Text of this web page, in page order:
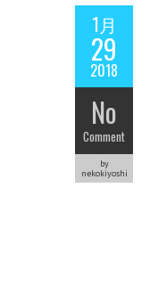
1月
29
2018
No
Comment
by
nekokiyoshi